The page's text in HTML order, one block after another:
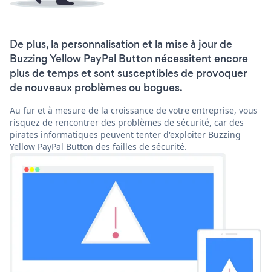
De plus, la personnalisation et la mise à jour de
Buzzing Yellow PayPal Button nécessitent encore
plus de temps et sont susceptibles de provoquer
de nouveaux problèmes ou bogues.
Au fur et à mesure de la croissance de votre entreprise, vous
risquez de rencontrer des problèmes de sécurité, car des
pirates informatiques peuvent tenter d'exploiter Buzzing
Yellow PayPal Button des failles de sécurité.